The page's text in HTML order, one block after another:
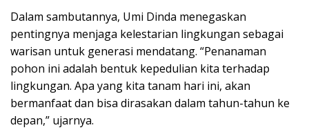
Dalam sambutannya, Umi Dinda menegaskan
pentingnya menjaga kelestarian lingkungan sebagai
warisan untuk generasi mendatang. “Penanaman
pohon ini adalah bentuk kepedulian kita terhadap
lingkungan. Apa yang kita tanam hari ini, akan
bermanfaat dan bisa dirasakan dalam tahun-tahun ke
depan,” ujarnya.